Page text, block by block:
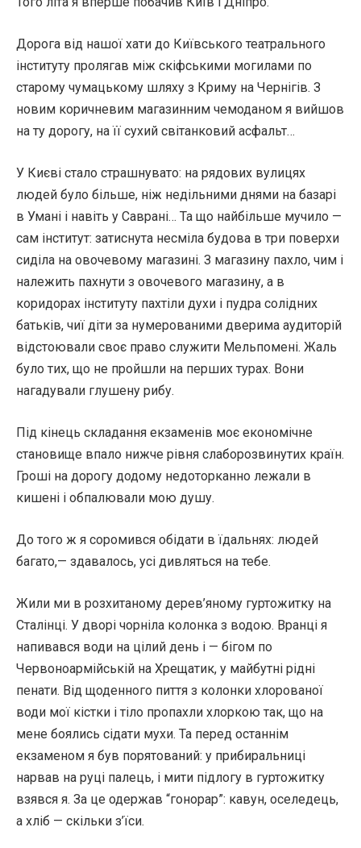
Дорога від нашої хати до Київського театрального
інституту пролягав між скіфськими могилами по
старому чумацькому шляху з Криму на Чернігів. З
новим коричневим магазинним чемоданом я вийшов
на ту дорогу, на її сухий світанковий асфальт…
У Києві стало страшнувато: на рядових вулицях
людей було більше, ніж недільними днями на базарі
в Умані і навіть у Саврані… Та що найбільше мучило —
сам інститут: затиснута несміла будова в три поверхи
сиділа на овочевому магазині. З магазину пахло, чим і
належить пахнути з овочевого магазину, а в
коридорах інституту пахтіли духи і пудра солідних
батьків, чиї діти за нумерованими дверима аудиторій
відстоювали своє право служити Мельпомені. Жаль
було тих, що не пройшли на перших турах. Вони
нагадували глушену рибу.
Під кінець складання екзаменів моє економічне
становище впало нижче рівня слаборозвинутих країн.
Гроші на дорогу додому недоторканно лежали в
кишені і обпалювали мою душу.
До того ж я соромився обідати в їдальнях: людей
багато,— здавалось, усі дивляться на тебе.
Жили ми в розхитаному дерев’яному гуртожитку на
Сталінці. У дворі чорніла колонка з водою. Вранці я
напивався води на цілий день і — бігом по
Червоноармійській на Хрещатик, у майбутні рідні
пенати. Від щоденного пиття з колонки хлорованої
води мої кістки і тіло пропахли хлоркою так, що на
мене боялись сідати мухи. Та перед останнім
екзаменом я був порятований: у прибиральниці
нарвав на руці палець, і мити підлогу в гуртожитку
взявся я. За це одержав “гонорар”: кавун, оселедець,
а хліб — скільки з’їси.